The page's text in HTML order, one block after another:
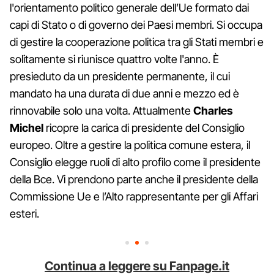
l'orientamento politico generale dell’Ue formato dai
capi di Stato o di governo dei Paesi membri. Si occupa
di gestire la cooperazione politica tra gli Stati membri e
solitamente si riunisce quattro volte l'anno. È
presieduto da un presidente permanente, il cui
mandato ha una durata di due anni e mezzo ed è
rinnovabile solo una volta. AttualmenteCharles
Michel ricopre la carica di presidente del Consiglio
europeo. Oltre a gestire la politica comune estera, il
Consiglio elegge ruoli di alto profilo come il presidente
della Bce. Vi prendono parte anche il presidente della
Commissione Ue e l’Alto rappresentante per gli Affari
esteri.
Continua a leggere su Fanpage.it